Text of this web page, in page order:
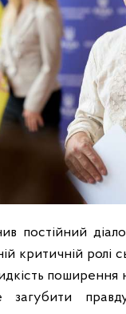
постійний
критичній ролі
поширення
загубити